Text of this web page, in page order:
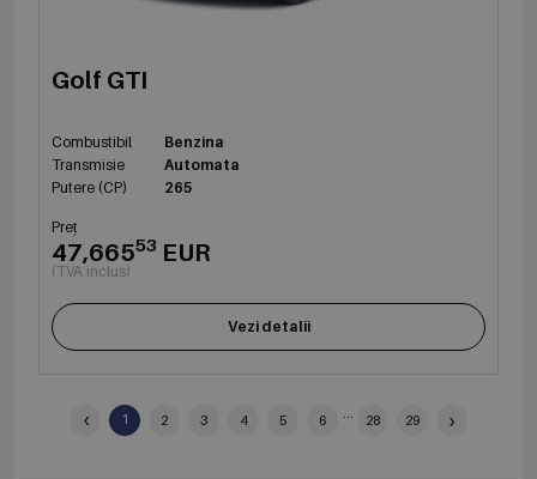
Golf GTI
Combustibil
Benzina
Transmisie
Automata
Putere (CP)
265
Preț
47,66553 EUR
(TVA inclus)
Vezi detalii
‹ 1 2 3 4 5 6 ... 28 29 ›